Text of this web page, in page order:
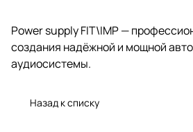
Power supply FIT\IMP —
создания надёжной и мощной
аудиосистемы.
Назад к списку